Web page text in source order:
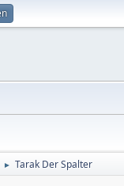
► Tarak Der Spalter